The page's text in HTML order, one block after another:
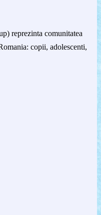
reprezinta comunitatea
copii, adolescenti,